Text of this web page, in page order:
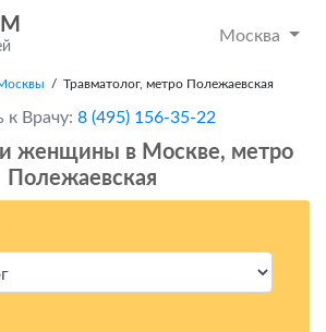
Москва
/ Травматолог, метро Полежаевская
к Врачу: 8 (495) 156-35-22
женщины в Москвe, метро
Полежаевская